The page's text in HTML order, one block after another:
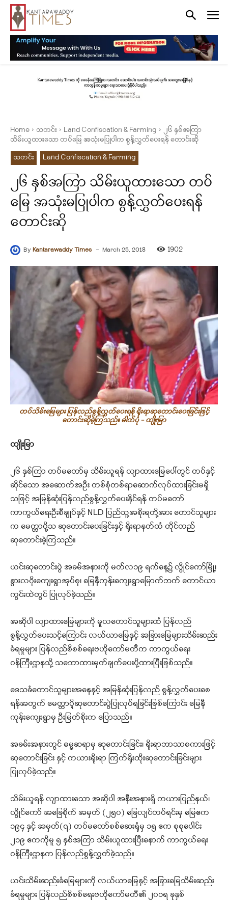
Home သတင်း Land Confiscation & Farming
၂၆ နှစ်အကြာ
သိမ်းယူထားသော တပ်မြေ အသုံးမပြုပါက စွန့်လွှတ်ပေးရန် တောင်းဆို
သတင်း
Land Confiscation & Farming
၂၆ နှစ်အကြာ သိမ်းယူထားသော တပ်
မြေ အသုံးမပြုပါက စွန့်လွှတ်ပေးရန်
တောင်းဆို
ByKantarawaddy Times - March 25, 2018 1902
တပ်သိမ်းမြေများ ပြန်လည်စွန့်လွှတ်ပေးရန် ရိုးရာဆုတောင်းပေးခြင်းဖြင့်
တောင်းဆိုခဲ့ကြသည်။ ဓါတ်ပုံ - ထျိုးမြာ
ထျိုးမြာ
၂၆ နှစ်ကြာ တပ်မတော်မှ သိမ်းယူရန် လျာထားမြေပေါ်တွင် တပ်နှင့်
ဆိုင်သော အဆောက်အဦး တစ်စုံတစ်ရာဆောက်လုပ်ထားခြင်းမရှိ
သဖြင့် အမြန်ဆုံးပြန်လည်စွန့်လွှတ်ပေးနိုင်ရန် တပ်မတော်
ကာကွယ်ရေးဦးစီချုပ်နှင့် NLD ပြည်သူ့အစိုးရတို့အား တောင်သူများ
က မေတ္တာပို့သ ဆုတောင်းပေးခြင်းနှင့် ရိုးရာနတ်ထံ တိုင်တည်
ဆုတောင်းခဲ့ကြသည်။
ယင်းဆုတောင်းပွဲ အခမ်အနားကို မတ်လ၁၉ ရက်နေ့၌ လွိုင်ကော်မြို့၊
နွားလဝိုးကျေးရွာအုပ်စု၊ မြေနီကုန်းကျေးရွာမြောက်ဘက် တောင်ယာ
ကွင်းထဲတွင် ပြုလုပ်ခဲ့သည်။
အဆိုပါ လျာထားမြေများကို မူလတောင်သူများထံ ပြန်လည်
စွန့်လွှတ်ပေးသင့်ကြောင်း လယ်ယာမြေနှင့် အခြားမြေများသိမ်းဆည်း
ခံရမှုများ ပြန်လည်စိစစ်ရေးဗဟိုကော်မတီက ကာကွယ်ရေး
ဝန်ကြီးဌာနသို့ သဘောထားမှတ်ချက်ပေးပို့ထားပြီးဖြစ်သည်။
ဒေသခံတောင်သူများအနေနှင့် အမြန်ဆုံးပြန်လည် စွန့်လွှတ်ပေးစေ
ရန်အတွက် မေတ္တာပိုု့ဆုတောင်းပွဲပြုလုပ်ရခြင်းဖြစ်ကြောင်း မြေနီ
ကုန်းကျေးရွာမှ ဦးမြတ်စိုးက ပြောသည်။
အခမ်းအနားတွင် ဓမ္မဆရာမှ ဆုတောင်းခြင်း၊ ရိုးရာဘာသာစကားဖြင့်
ဆုတောင်းခြင်း နှင့် ကယားရိုးရာ ကြက်ရိုးထိုးဆုတောင်းခြင်းများ
ပြုလုပ်ခဲ့သည်။
သိမ်းယူရန် လျာထားသော အဆိုပါ အနီးအနားရှိ ကယားပြည်နယ်၊
လွိုင်ကော် အခြေစိုက် အမှတ် (၂၅၀) ခြေလျင်တပ်ရင်းမှ မြေဧက
၁၉၄ နှင့် အမှတ်(၇) တပ်မတော်စစ်ဆေးရုံမှ ၁၅ ဧက စုစုပေါင်း
၂၁၉ ဧကကိုမူ ၅ နှစ်အကြာ သိမ်းယူထားပြီးနောက် ကာကွယ်ရေး
ဝန်ကြီးဌာနက ပြန်လည်စွန့်လွှတ်ခဲ့သည်။
ယင်းသိမ်းဆည်းခံမြေများကို လယ်ယာမြေနှင့် အခြားမြေသိမ်းဆည်း
ခံရမှုများ ပြန်လည်စိစစ်ရေးဗဟိုကော်မတီ၏ ၂၀၁ရ ခုနှစ်